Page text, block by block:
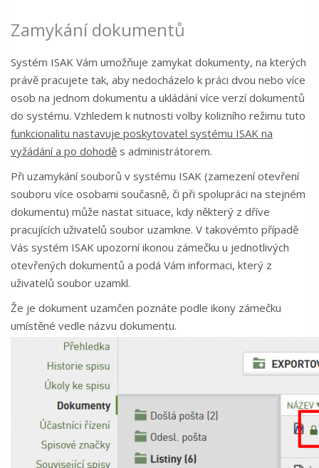
Zamykání dokumentů
Systém ISAK Vám umožňuje zamykat dokumenty, na kterých
právě pracujete tak, aby nedocházelo k práci dvou nebo více
osob na jednom dokumentu a ukládání více verzí dokumentů
do systému. Vzhledem k nutnosti volby kolizního režimu tuto
funkcionalitu nastavuje poskytovatel systému ISAK na
vyžádání a po dohodě s administrátorem.
Při uzamykání souborů v systému ISAK (zamezení otevření
souboru více osobami současně, či při spolupráci na stejném
dokumentu) může nastat situace, kdy některý z dříve
pracujících uživatelů soubor uzamkne. V takovémto případě
Vás systém ISAK upozorní ikonou zámečku u jednotlivých
otevřených dokumentů a podá Vám informaci, který z
uživatelů soubor uzamkl.
Že je dokument uzamčen poznáte podle ikony zámečku
umístěné vedle názvu dokumentu.